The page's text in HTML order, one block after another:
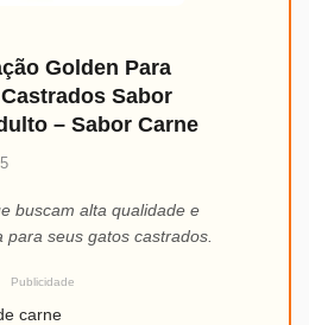
Golden Para
Sabor
– Sabor Carne
buscam alta qualidade e
seus gatos castrados.
Publicidade
carne